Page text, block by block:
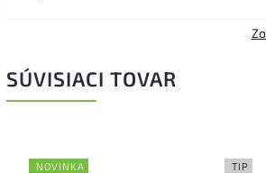
SÚVISIACI TOVAR
NOVINKA